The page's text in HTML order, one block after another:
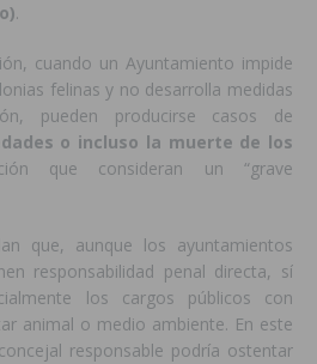
.
cuando un Ayuntamiento impide
felinas y no desarrolla medidas
pueden producirse casos de
o incluso la muerte de los
que consideran un “grave
que, aunque los ayuntamientos
responsabilidad penal directa, sí
los cargos públicos con
animal o medio ambiente. En este
responsable podría ostentar